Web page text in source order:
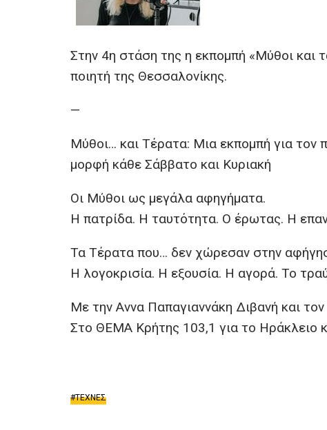
Στην 4η στάση της η εκπομπή «Μύθοι και
ποιητή της Θεσσαλονίκης.
—
Μύθοι… και Τέρατα: Μια εκπομπή για τον
μορφή κάθε Σάββατο και Κυριακή
Οι Μύθοι ως μεγάλα αφηγήματα.
Η πατρίδα. Η ταυτότητα. Ο έρωτας. Η
Τα Τέρατα που… δεν χώρεσαν στην
Η λογοκρισία. Η εξουσία. Η αγορά. Το
Με την Αννα Παπαγιαννάκη Διβανή και
Στο ΘΕΜΑ Κρήτης 103,1 για το Ηράκλειο
ΤΕΧΝΕΣ